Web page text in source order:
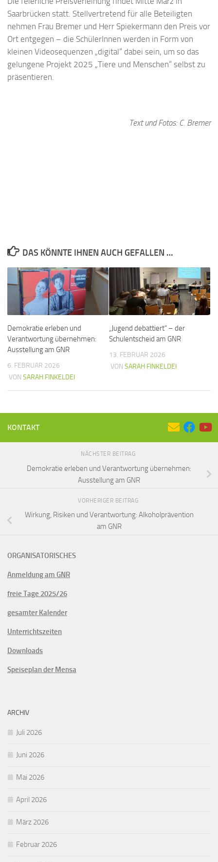
Saarbrücken statt. Stellvertretend für alle Beteiligten
nehmen Frau Bremer und Herr Spiekermann den Preis vor
Ort entgegen – die SchülerInnen werden in Form von
kleinen Videosequenzen „digital“ dabei sein, um so das
gelungene Projekt 2025 „Tiere und Menschen“ selbst zu
präsentieren.
Text und Fotos: C. Bremer
DAS KÖNNTE IHNEN AUCH GEFALLEN …
Demokratie erleben und
Verantwortung übernehmen:
Ausstellung am GNR
6. FEBRUAR 2026
VON SARAH FINKELDEI
„Jugend debattiert“ – der
Schulentscheid am GNR
13. FEBRUAR 2026
VON SARAH FINKELDEI
KONTAKT
NÄCHSTER BEITRAG
Demokratie erleben und Verantwortung übernehmen:
Ausstellung am GNR
VORHERIGER BEITRAG
Wirkung, Risiken und Verantwortung: Alkoholprävention
am GNR
ORGANISATORISCHES
Anmeldung am GNR
freie Tage 2025/26
gesamter Kalender
Unterrichtszeiten
Downloads
Speiseplan der Mensa
ARCHIV
Juli 2026
Juni 2026
Mai 2026
April 2026
März 2026
Februar 2026